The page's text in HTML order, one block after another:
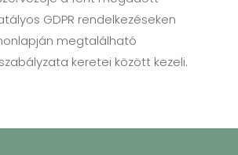
GDPR rendelkezéseken
megtalálható
keretei között kezeli.